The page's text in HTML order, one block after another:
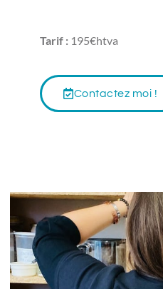
Tarif : 195€htva
Contactez moi !